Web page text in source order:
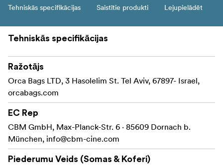
Tehniskās specifikācijas Saistītie produkti Lejupielādēt
Tehniskās specifikācijas
Ražotājs
Orca Bags LTD, 3 Hasolelim St. Tel Aviv, 67897- Israel,
orcabags.com
EC Rep
CBM GmbH, Max-Planck-Str. 6 · 85609 Dornach b.
München, info@cbm-cine.com
Piederumu Veids (Somas & Koferi)